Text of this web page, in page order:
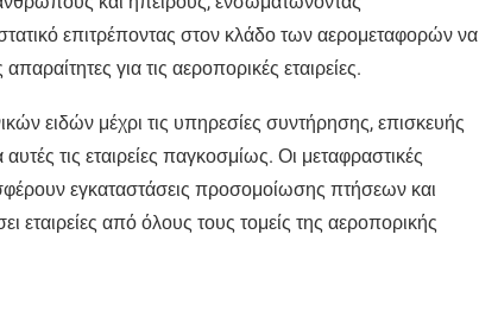
επιτρέποντας στον κλάδο των αερομεταφορών να
για τις αεροπορικές εταιρείες.
ειδών μέχρι τις υπηρεσίες συντήρησης, επισκευής
τις εταιρείες παγκοσμίως. Οι μεταφραστικές
εγκαταστάσεις προσομοίωσης πτήσεων και
από όλους τους τομείς της αεροπορικής